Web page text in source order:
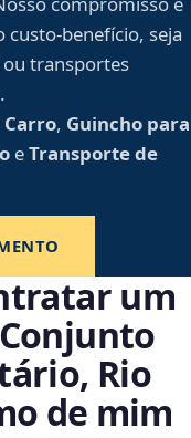
benefício, seja
ou transportes
, Guincho para
eTransporte de
um
Rio
de mim